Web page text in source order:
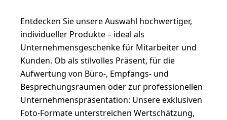
Entdecken Sie unsere Auswahl hochwertiger,
individueller Produkte – ideal als
Unternehmensgeschenke für Mitarbeiter und
Kunden. Ob als stilvolles Präsent, für die
Aufwertung von Büro-, Empfangs- und
Besprechungsräumen oder zur professionellen
Unternehmenspräsentation: Unsere exklusiven
Foto-Formate unterstreichen Wertschätzung,